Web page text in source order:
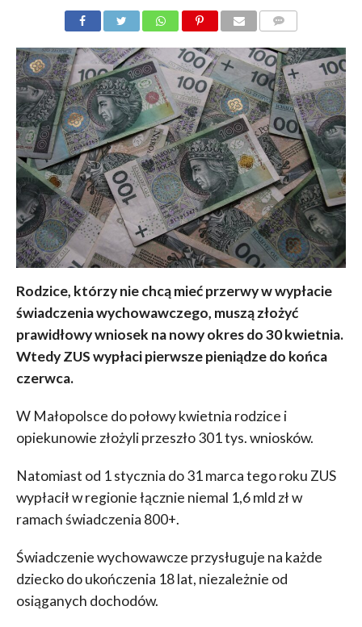
Rodzice, którzy nie chcą mieć przerwy w wypłacie
świadczenia wychowawczego, muszą złożyć
prawidłowy wniosek na nowy okres do 30 kwietnia.
Wtedy ZUS wypłaci pierwsze pieniądze do końca
czerwca.
W Małopolsce do połowy kwietnia rodzice i
opiekunowie złożyli przeszło 301 tys. wniosków.
Natomiast od 1 stycznia do 31 marca tego roku ZUS
wypłacił w regionie łącznie niemal 1,6 mld zł w
ramach świadczenia 800+.
Świadczenie wychowawcze przysługuje na każde
dziecko do ukończenia 18 lat, niezależnie od
osiąganych dochodów.